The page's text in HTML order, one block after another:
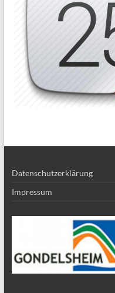
Datenschutzerklärung
Impressum